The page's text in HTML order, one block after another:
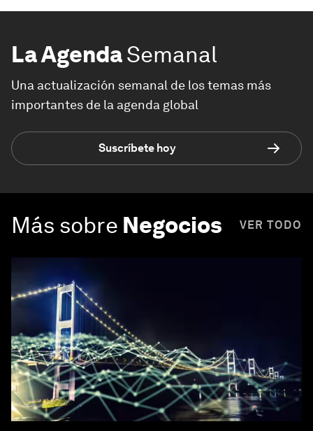
La AgendaSemanal
Una actualización semanal de los temas más
importantes de la agenda global
Suscríbete hoy
Más sobre Negocios VER TODO